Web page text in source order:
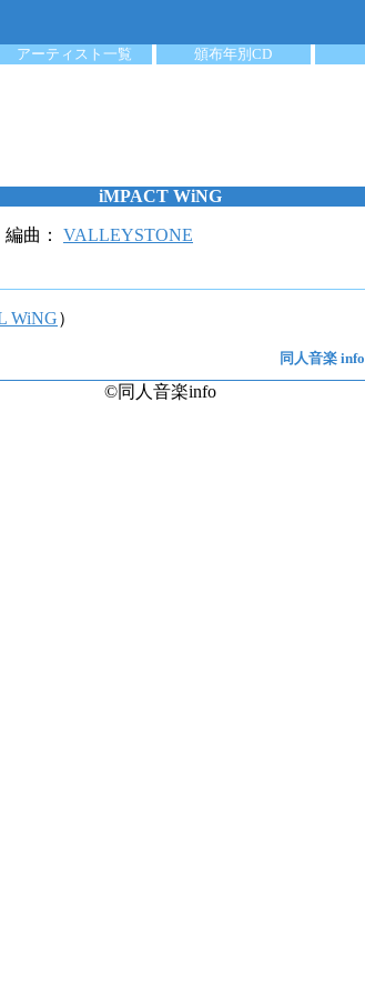
アーティスト一覧 頒布年別CD
iMPACT WiNG
編曲： VALLEYSTONE
WiNG）
同人音楽 info
©同人音楽info